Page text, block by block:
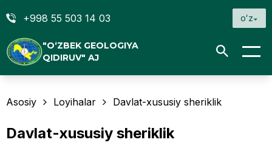
+998 55 503 14 03 oʻz
"O‘ZBEK GEOLOGIYA
QIDIRUV" AJ
Asosiy Loyihalar Davlat-xususiy sheriklik
Davlat-xususiy sheriklik